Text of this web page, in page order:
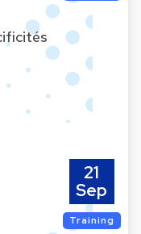
21
Sep
Training